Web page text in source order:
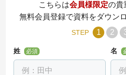
こちらは会員様限定の貴
無料会員登録で資料をダウン
STEP 1 2
姓 必須 名